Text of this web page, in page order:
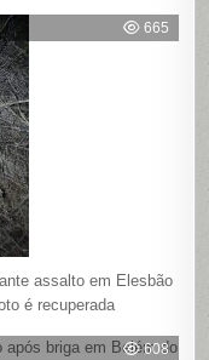
665
assalto em Elesbão
é recuperada
608
após briga em Belém do